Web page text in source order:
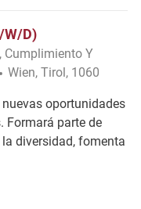
W/D)
Cumplimiento Y
Ubicación
Wien, Tirol, 1060
oportunidades
Formará parte de
diversidad, fomenta
w/d) REQ131408